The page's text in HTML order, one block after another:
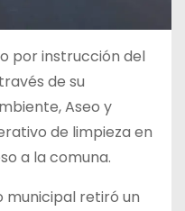
por instrucción del
de su
Aseo y
de limpieza en
a la comuna.
municipal retiró un